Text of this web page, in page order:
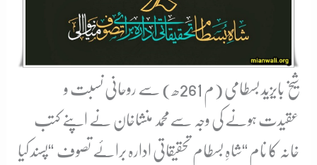
عقیدت ہونے کی وجہ سےمحمد منشاخان نے اپنے کتب
خانہ کا نام “شاہِ بسطام تحقیقاتی ادارہ برائے تصوف “پسند کیا